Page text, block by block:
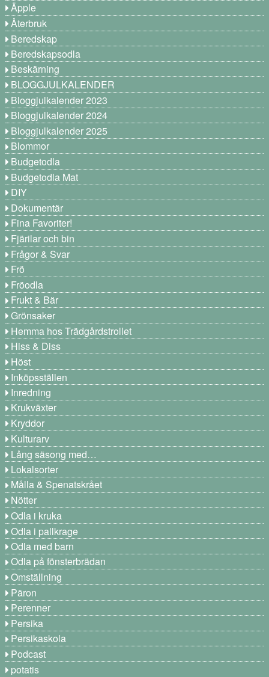
Äpple
Återbruk
Beredskap
Beredskapsodla
Beskärning
BLOGGJULKALENDER
Bloggjulkalender 2023
Bloggjulkalender 2024
Bloggjulkalender 2025
Blommor
Budgetodla
Budgetodla Mat
DIY
Dokumentär
Fina Favoriter!
Fjärilar och bin
Frågor & Svar
Frö
Fröodla
Frukt & Bär
Grönsaker
Hemma hos Trädgårdstrollet
Hiss & Diss
Höst
Inköpsställen
Inredning
Krukväxter
Kryddor
Kulturarv
Lång säsong med…
Lokalsorter
Målla & Spenatskrået
Nötter
Odla i kruka
Odla i pallkrage
Odla med barn
Odla på fönsterbrädan
Omställning
Päron
Perenner
Persika
Persikaskola
Podcast
potatis